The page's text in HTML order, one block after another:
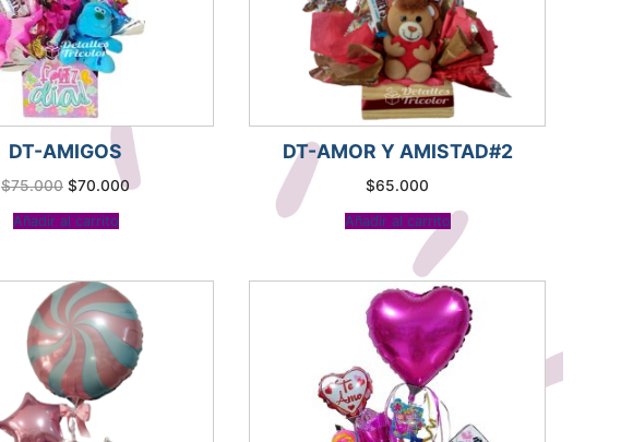
DT-AMIGOS
$75.000 El
precio
original
era:
$70.000 El
Añadir al carrito
DT-AMOR Y AMISTAD#2
$65.000
Añadir al carrito